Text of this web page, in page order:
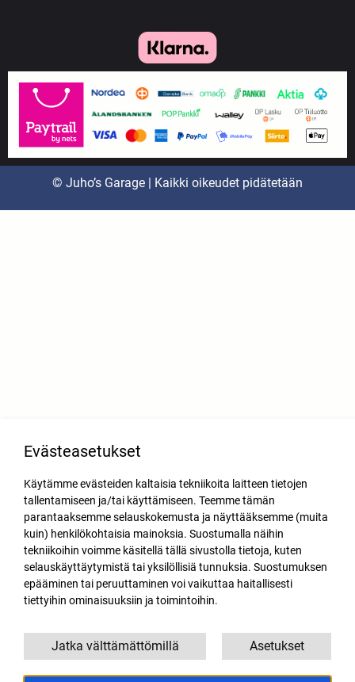
© Juho’s Garage | Kaikki oikeudet pidätetään
Evästeasetukset
Käytämme evästeiden kaltaisia tekniikoita laitteen tietojen
tallentamiseen ja/tai käyttämiseen. Teemme tämän
parantaaksemme selauskokemusta ja näyttääksemme (muita
kuin) henkilökohtaisia mainoksia. Suostumalla näihin
tekniikoihin voimme käsitellä tällä sivustolla tietoja, kuten
selauskäyttäytymistä tai yksilöllisiä tunnuksia. Suostumuksen
epääminen tai peruuttaminen voi vaikuttaa haitallisesti
tiettyihin ominaisuuksiin ja toimintoihin.
Asetukset
Jatka välttämättömillä